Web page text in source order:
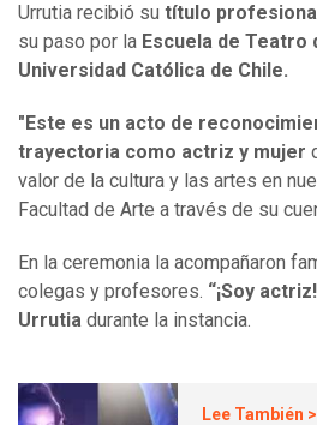
Urrutia recibió su título
su paso por la Escuela de Teatro
Universidad Católica de Chile.
"Este es un acto de
trayectoria como actriz y mujer
valor de la cultura y las artes en
Facultad de Arte a través de su
En la ceremonia la acompañaron
colegas y profesores. “¡Soy
Urrutia durante la instancia.
Lee También >